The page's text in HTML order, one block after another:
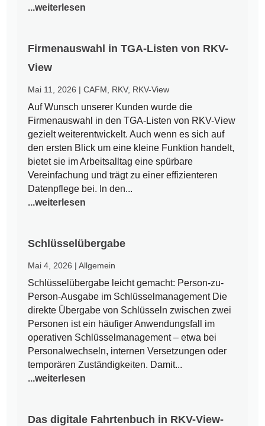
...weiterlesen
Firmenauswahl in TGA-Listen von RKV-
View
Mai 11, 2026 |CAFM RKV, RKV-View
Auf Wunsch unserer Kunden wurde die
Firmenauswahl in den TGA-Listen von RKV-View
gezielt weiterentwickelt. Auch wenn es sich auf
den ersten Blick um eine kleine Funktion handelt,
bietet sie im Arbeitsalltag eine spürbare
Vereinfachung und trägt zu einer effizienteren
Datenpflege bei. In den...
...weiterlesen
Schlüsselübergabe
Mai 4, 2026 |Allgemein
Schlüsselübergabe leicht gemacht: Person-zu-
Person-Ausgabe im Schlüsselmanagement Die
direkte Übergabe von Schlüsseln zwischen zwei
Personen ist ein häufiger Anwendungsfall im
operativen Schlüsselmanagement – etwa bei
Personalwechseln, internen Versetzungen oder
temporären Zuständigkeiten. Damit...
...weiterlesen
Das digitale Fahrtenbuch in RKV-View-